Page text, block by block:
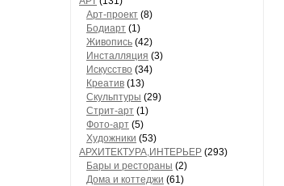
Арт-проект (8)
Бодиарт (1)
Живопись (42)
Инсталляция (3)
Искусство (34)
Креатив (13)
Скульптуры (29)
Стрит-арт (1)
Фото-арт (5)
Художники (53)
АРХИТЕКТУРА,ИНТЕРЬЕР (293)
Бары и рестораны (2)
Дома и коттеджи (61)